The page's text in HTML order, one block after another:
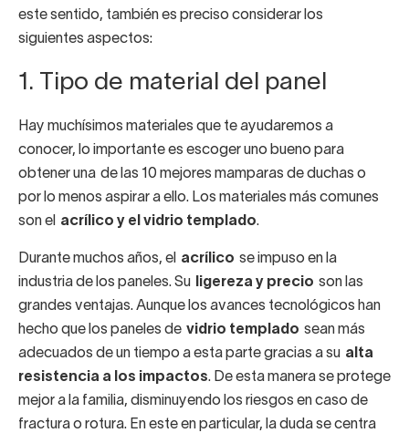
este sentido, también es preciso considerar los
siguientes aspectos:
1. Tipo de material del panel
Hay muchísimos materiales que te ayudaremos a
conocer, lo importante es escoger uno bueno para
obtener una de las 10 mejores mamparas de duchas o
por lo menos aspirar a ello. Los materiales más comunes
son el acrílico y el vidrio templado.
Durante muchos años, el acrílico se impuso en la
industria de los paneles. Su
ligereza y precio son las
grandes ventajas. Aunque los avances tecnológicos han
hecho que los paneles de vidrio templado sean más
adecuados de un tiempo a esta parte gracias a su alta
resistencia a los impactos. De esta manera se protege
mejor a la familia, disminuyendo los riesgos en caso de
fractura o rotura. En este en particular, la duda se centra